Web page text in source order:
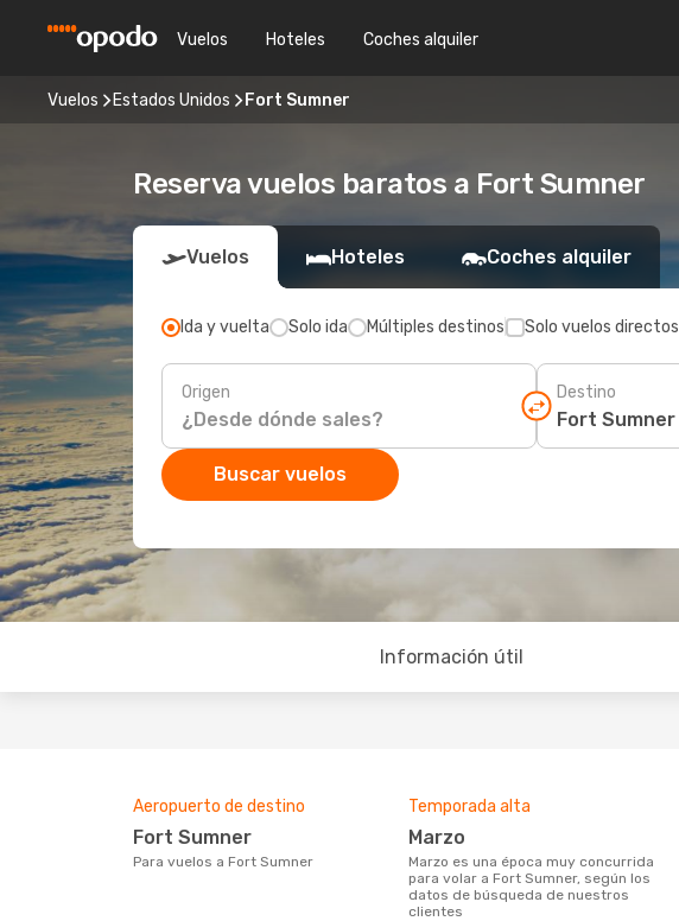
Vuelos Hoteles Coches alquiler
Vuelos Estados Unidos Fort Sumner
Reserva vuelos baratos a Fort Sumner
Vuelos Hoteles Coches alquiler
Ida y vuelta Solo ida Múltiples destinos Solo vuelos directos
Origen Destino
Buscar vuelos
Información útil
Aeropuerto de destino
Fort Sumner
Para vuelos a Fort Sumner
Temporada alta
marzo
marzo es una época muy concurrida
para volar a Fort Sumner, según los
datos de búsqueda de nuestros
clientes